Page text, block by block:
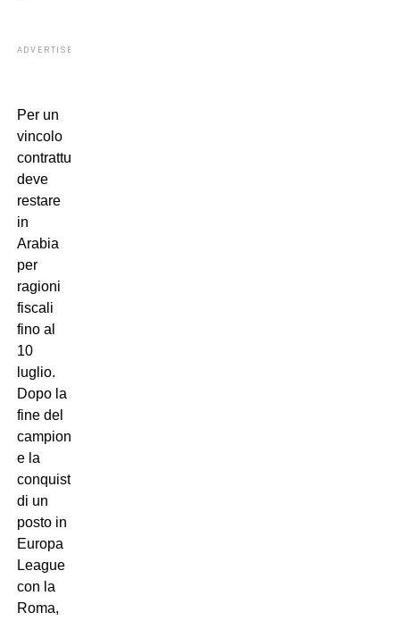
ADVERTISEMENT
Per un
vincolo
contrattuale
deve
restare
in
Arabia
per
ragioni
fiscali
fino al
10
luglio.
Dopo la
fine del
campionato
e la
conquista
di un
posto in
Europa
League
con la
Roma,